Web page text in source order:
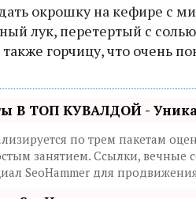
окрошку на кефире с
лук, перетертый с
горчицу, что очень
В ТОП КУВАЛДОЙ -
по трем пакетам
занятием. Ссылки, вечные
SeoHammer для